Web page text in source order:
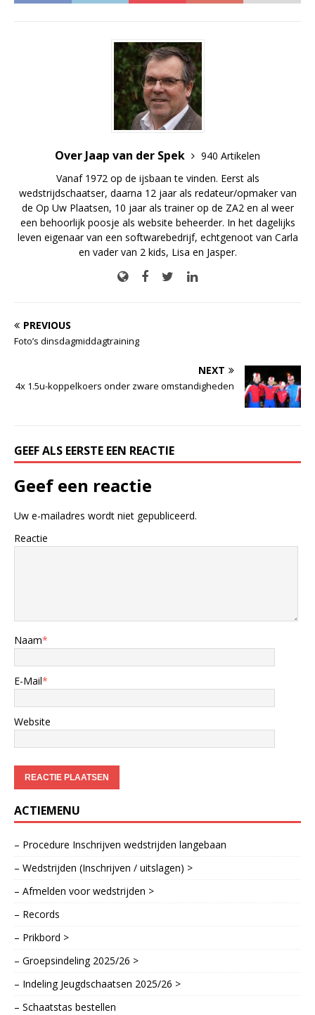
Over Jaap van der Spek
940 Artikelen
Vanaf 1972 op de ijsbaan te vinden. Eerst als
wedstrijdschaatser, daarna 12 jaar als redateur/opmaker van
de Op Uw Plaatsen, 10 jaar als trainer op de ZA2 en al weer
een behoorlijk poosje als website beheerder. In het dagelijks
leven eigenaar van een softwarebedrijf, echtgenoot van Carla
en vader van 2 kids, Lisa en Jasper.
PREVIOUS
Foto’s dinsdagmiddagtraining
NEXT
4x 1.5u-koppelkoers onder zware omstandigheden
GEEF ALS EERSTE EEN REACTIE
Geef een reactie
Uw e-mailadres wordt niet gepubliceerd.
Reactie
Naam*
E-Mail*
Website
ACTIEMENU
– Procedure Inschrijven wedstrijden langebaan
– Wedstrijden (Inschrijven / uitslagen) >
– Afmelden voor wedstrijden >
– Records
– Prikbord >
– Groepsindeling 2025/26 >
– Indeling Jeugdschaatsen 2025/26 >
– Schaatstas bestellen